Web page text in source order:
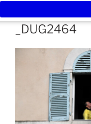
_DUG2464